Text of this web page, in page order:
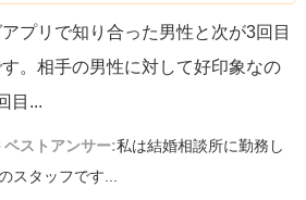
っている
ることをほのめかす
プリで知り合った男性と次が3回目
。相手の男性に対して好印象なの
目 ...
ベストアンサー:私は結婚相談所に勤務し
スタッフです...